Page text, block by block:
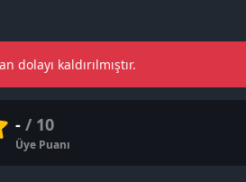
dolayı kaldırılmıştır.
-/ 10
Üye Puanı